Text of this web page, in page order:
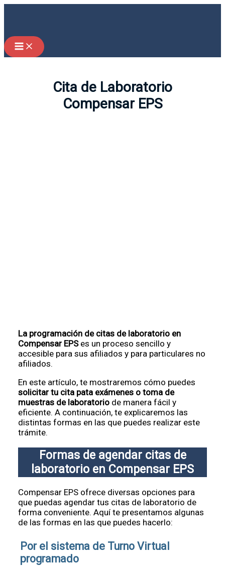
Cita de Laboratorio
Compensar EPS
La programación de citas de laboratorio en
Compensar EPSes un proceso sencillo y
accesible para sus afiliados y para particulares no
afiliados.
En este artículo, te mostraremos cómo puedes
solicitar tu cita pata exámenes o toma de
muestras de laboratorio de manera fácil y
eficiente. A continuación, te explicaremos las
distintas formas en las que puedes realizar este
trámite.
Formas de agendar citas de
laboratorio en Compensar EPS
Compensar EPS ofrece diversas opciones para
que puedas agendar tus citas de laboratorio de
forma conveniente. Aquí te presentamos algunas
de las formas en las que puedes hacerlo:
Por el sistema de Turno Virtual
programado